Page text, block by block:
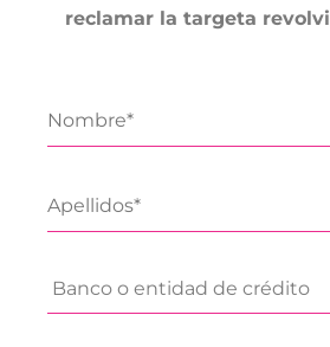
reclamar la targeta